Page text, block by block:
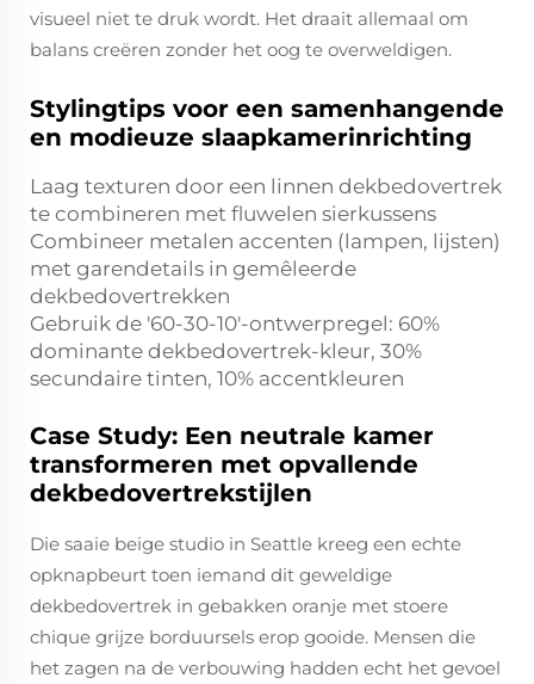
visueel niet te druk wordt. Het draait allemaal om
balans creëren zonder het oog te overweldigen.
Stylingtips voor een samenhangende
en modieuze slaapkamerinrichting
Laag texturen door een linnen dekbedovertrek
te combineren met fluwelen sierkussens
Combineer metalen accenten (lampen, lijsten)
met garendetails in gemêleerde
dekbedovertrekken
Gebruik de '60-30-10'-ontwerpregel: 60%
dominante dekbedovertrek-kleur, 30%
secundaire tinten, 10% accentkleuren
Case Study: Een neutrale kamer
transformeren met opvallende
dekbedovertrekstijlen
Die saaie beige studio in Seattle kreeg een echte
opknapbeurt toen iemand dit geweldige
dekbedovertrek in gebakken oranje met stoere
chique grijze borduursels erop gooide. Mensen die
het zagen na de verbouwing hadden echt het gevoel